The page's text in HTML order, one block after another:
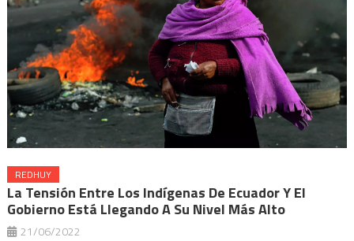
REDHUY
La Tensión Entre Los Indígenas De Ecuador Y El
Gobierno Está Llegando A Su Nivel Más Alto
21/06/2022